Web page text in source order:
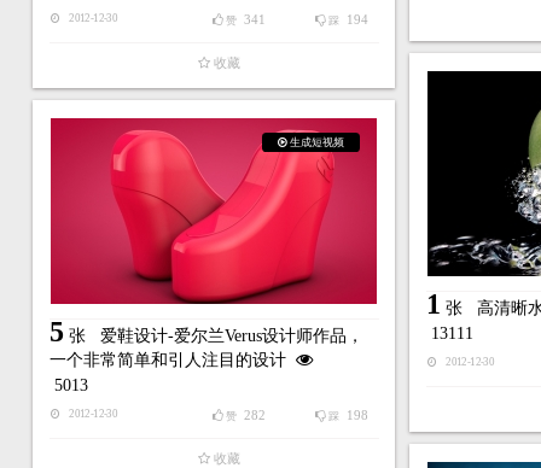
2012-12-30 踩 194
赞 341
收藏
1 张 高清晰
13111
2012-12-30
生成短视频
5张 爱鞋设计-爱尔兰Verus设计师作品，
一个非常简单和引人注目的设计
5013
2012-12-30 踩 198
赞 282
收藏